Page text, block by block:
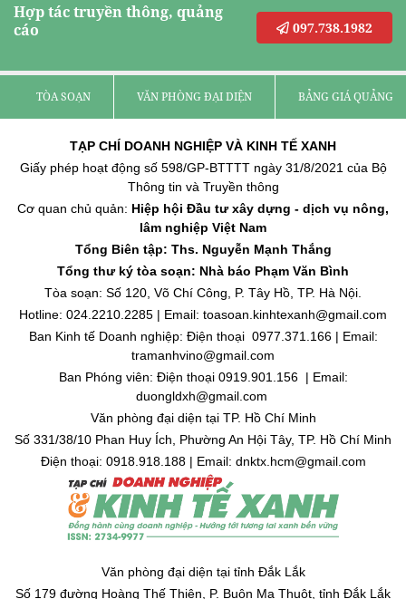
Hợp tác truyền thông, quảng
cáo
097.738.1982
TÒA SOẠN VĂN PHÒNG ĐẠI DIỆN BẢNG GIÁ QUẢNG
TẠP CHÍ DOANH NGHIỆP VÀ KINH TẾ XANH
Giấy phép hoạt động số 598/GP-BTTTT ngày 31/8/2021 của Bộ
Thông tin và Truyền thông
Cơ quan chủ quản: Hiệp hội Đầu tư xây dựng - dịch vụ nông,
lâm nghiệp Việt Nam
Tổng Biên tập: Ths. Nguyễn Mạnh Thắng
Tổng thư ký tòa soạn: Nhà báo Phạm Văn Bình
Tòa soạn: Số 120, Võ Chí Công, P. Tây Hồ, TP. Hà Nội.
Hotline: 024.2210.2285 | Email: toasoan.kinhtexanh@gmail.com
Ban Kinh tế Doanh nghiệp: Điện thoại 0977.371.166 | Email:
tramanhvino@gmail.com
Ban Phóng viên: Điện thoại 0919.901.156 | Email:
duongldxh@gmail.com
Văn phòng đại diện tại TP. Hồ Chí Minh
Số 331/38/10 Phan Huy Ích, Phường An Hội Tây, TP. Hồ Chí Minh
Điện thoại: 0918.918.188 | Email: dnktx.hcm@gmail.com
Văn phòng đại diện tại tỉnh Đắk Lắk
Số 179 đường Hoàng Thế Thiện, P. Buôn Ma Thuột, tỉnh Đắk Lắk